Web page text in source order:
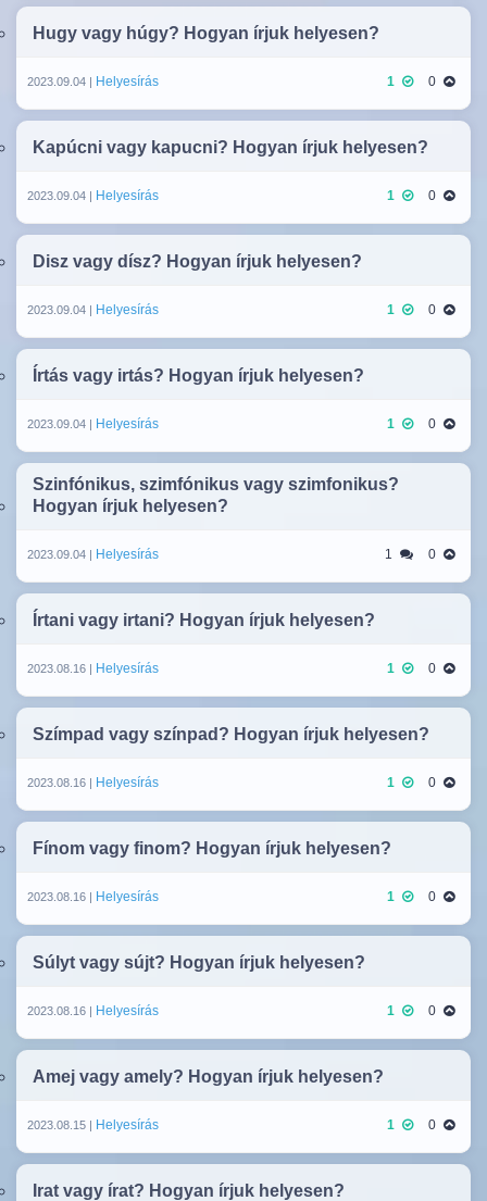
Hugy vagy húgy? Hogyan írjuk helyesen?
2023.09.04 | Helyesírás 1 0
Kapúcni vagy kapucni? Hogyan írjuk helyesen?
2023.09.04 | Helyesírás 1 0
Disz vagy dísz? Hogyan írjuk helyesen?
2023.09.04 | Helyesírás 1 0
Írtás vagy irtás? Hogyan írjuk helyesen?
2023.09.04 | Helyesírás 1 0
Szinfónikus, szimfónikus vagy szimfonikus?
Hogyan írjuk helyesen?
2023.09.04 | Helyesírás 1 0
Írtani vagy irtani? Hogyan írjuk helyesen?
2023.08.16 | Helyesírás 1 0
Szímpad vagy színpad? Hogyan írjuk helyesen?
2023.08.16 | Helyesírás 1 0
Fínom vagy finom? Hogyan írjuk helyesen?
2023.08.16 | Helyesírás 1 0
Súlyt vagy sújt? Hogyan írjuk helyesen?
2023.08.16 | Helyesírás 1 0
Amej vagy amely? Hogyan írjuk helyesen?
2023.08.15 | Helyesírás 1 0
Irat vagy írat? Hogyan írjuk helyesen?